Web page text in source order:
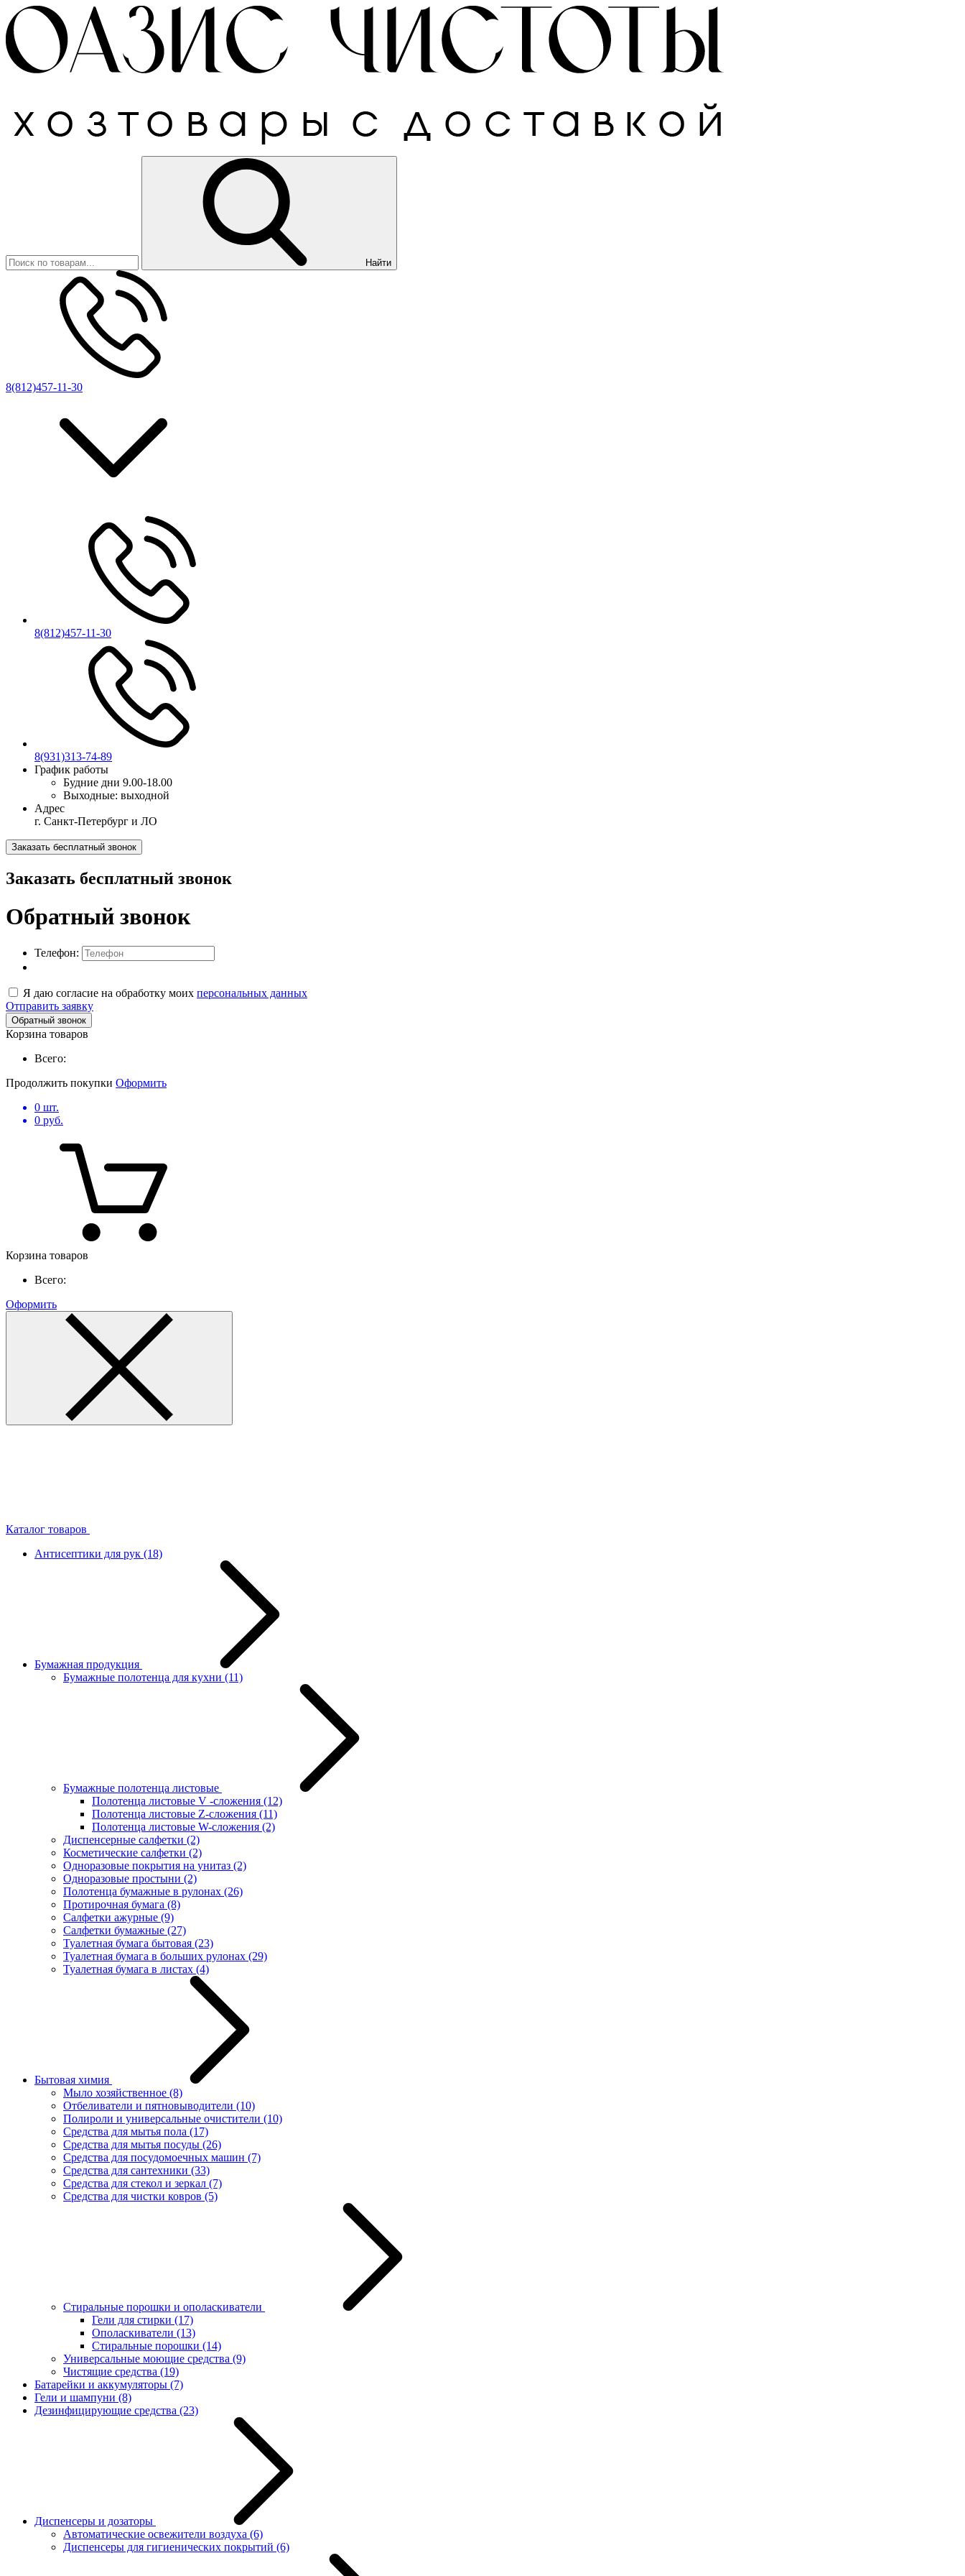
Найти
8(812)457-11-30
8(812)457-11-30
8(931)313-74-89
График работы
Будние дни 9.00-18.00
Выходные: выходной
Адрес
г. Санкт-Петербург и ЛО
Заказать бесплатный звонок
Заказать бесплатный звонок
Обратный звонок
Телефон:
Я даю согласие на обработку моих персональных данных
Отправить заявку
Обратный звонок
Корзина товаров
Всего:
Продолжить покупки Оформить
0 шт.
0 руб.
Корзина товаров
Всего:
Оформить
Каталог товаров
Антисептики для рук (18)
Бумажная продукция
Бумажные полотенца для кухни (11)
Бумажные полотенца листовые
Полотенца листовые V -сложения (12)
Полотенца листовые Z-сложения (11)
Полотенца листовые W-сложения (2)
Диспенсерные салфетки (2)
Косметические салфетки (2)
Одноразовые покрытия на унитаз (2)
Одноразовые простыни (2)
Полотенца бумажные в рулонах (26)
Протирочная бумага (8)
Салфетки ажурные (9)
Салфетки бумажные (27)
Туалетная бумага бытовая (23)
Туалетная бумага в больших рулонах (29)
Туалетная бумага в листах (4)
Бытовая химия
Мыло хозяйственное (8)
Отбеливатели и пятновыводители (10)
Полироли и универсальные очистители (10)
Средства для мытья пола (17)
Средства для мытья посуды (26)
Средства для посудомоечных машин (7)
Средства для сантехники (33)
Средства для стекол и зеркал (7)
Средства для чистки ковров (5)
Стиральные порошки и ополаскиватели
Гели для стирки (17)
Ополаскиватели (13)
Стиральные порошки (14)
Универсальные моющие средства (9)
Чистящие средства (19)
Батарейки и аккумуляторы (7)
Гели и шампуни (8)
Дезинфицирующие средства (23)
Диспенсеры и дозаторы
Автоматические освежители воздуха (6)
Диспенсеры для гигиенических покрытий (6)